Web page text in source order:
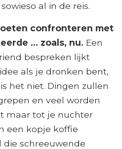
al in de reis.
confronteren met
... zoals, nu. Een
bespreken lijkt
als je dronken bent,
het niet. Dingen zullen
en veel worden
maar tot je nuchter
een kopje koffie
die schreeuwende